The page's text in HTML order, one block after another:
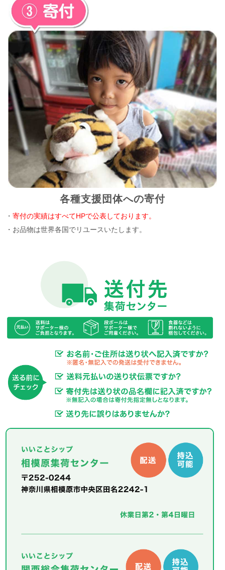
各種支援団体への寄付
・寄付の実績はすべてHPで公表しております。
・お品物は世界各国でリユースいたします。